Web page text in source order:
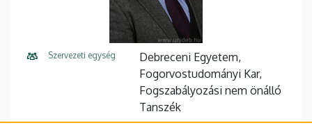
Szervezeti egység
Debreceni Egyetem,
Fogorvostudományi Kar,
Fogszabályozási nem önálló
Tanszék